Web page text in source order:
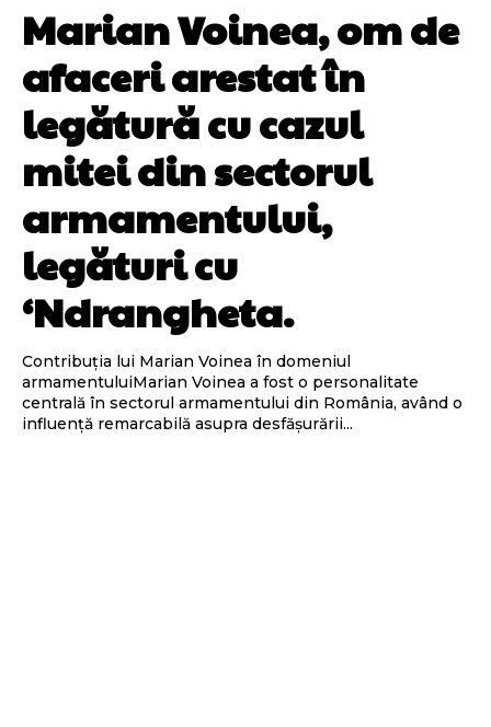
Marian Voinea, om de
afaceri arestat în
legătură cu cazul
mitei din sectorul
armamentului,
legături cu
‘Ndrangheta.
Contribuția lui Marian Voinea în domeniul
armamentuluiMarian Voinea a fost o personalitate
centrală în sectorul armamentului din România, având o
influență remarcabilă asupra desfășurării...